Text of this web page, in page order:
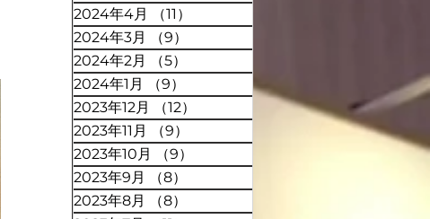
2024年4月
（11）
2024年3月
（9）
2024年2月
（5）
2024年1月
（9）
2023年12月
（12）
2023年11月
（9）
2023年10月
（9）
2023年9月
（8）
2023年8月
（8）